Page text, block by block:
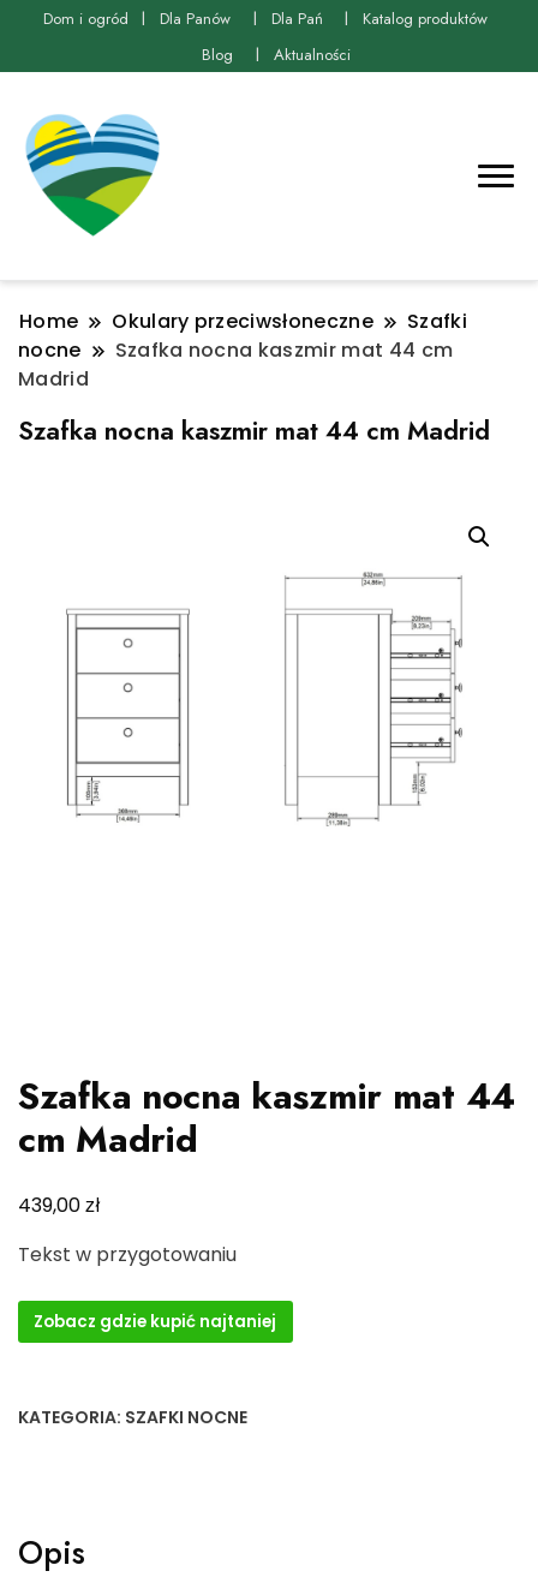
Dom i ogród Dla Panów Dla Pań
Katalog produktów
Blog
Aktualności
Home Okulary przeciwsłoneczne
Szafki
nocne
Szafka nocna kaszmir mat 44 cm
Madrid
Szafka nocna kaszmir mat 44 cm Madrid
Szafka nocna kaszmir mat 44
cm Madrid
439,00zł
Tekst w przygotowaniu
Zobacz gdzie kupić najtaniej
KATEGORIA: SZAFKI NOCNE
Opis